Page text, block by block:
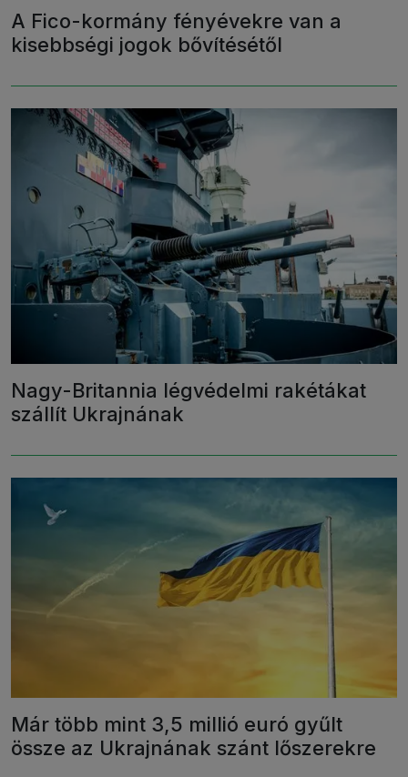
A Fico-kormány fényévekre van a
kisebbségi jogok bővítésétől
Nagy-Britannia légvédelmi rakétákat
szállít Ukrajnának
Már több mint 3,5 millió euró gyűlt
össze az Ukrajnának szánt lőszerekre